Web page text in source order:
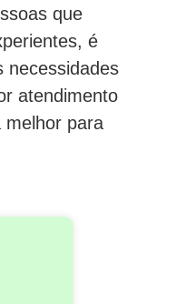
que
é
necessidades
atendimento
melhor para